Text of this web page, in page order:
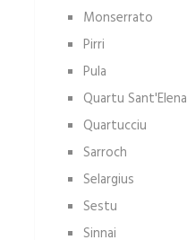
Monserrato
Pirri
Pula
Quartu Sant'Elena
Quartucciu
Sarroch
Selargius
Sestu
Sinnai